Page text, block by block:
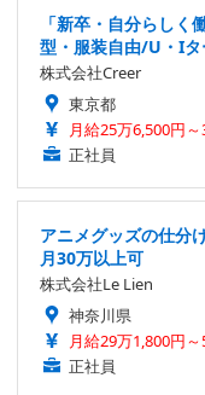
「新卒・自分らし
型・服装自由/U・Iタ
株式会社Creer
東京都
月給25万6,500円
正社員
アニメグッズの仕分
月30万以上可
株式会社Le Lien
神奈川県
月給29万1,800円
正社員